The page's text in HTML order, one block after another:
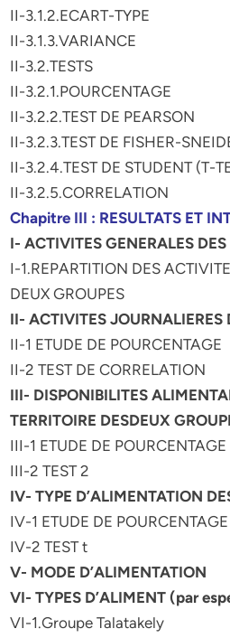
II-3.1.2.ECART-TYPE
II-3.1.3.VARIANCE
II-3.2.TESTS
II-3.2.1.POURCENTAGE
II-3.2.2.TEST DE PEARSON
II-3.2.3.TEST DE FISHER-
II-3.2.4.TEST DE STUDENT (T-
II-3.2.5.CORRELATION
Chapitre III : RESULTATS ET
I- ACTIVITES GENERALES
I-1.REPARTITION DES
DEUX GROUPES
II- ACTIVITES JOURNALIERES
II-1 ETUDE DE POURCENTAGE
II-2 TEST DE CORRELATION
III- DISPONIBILITES
TERRITOIRE DESDEUX
III-1 ETUDE DE POURCENTAGE
III-2 TEST 2
IV- TYPE D’ALIMENTATION
IV-1 ETUDE DE POURCENTAGE
IV-2 TEST t
V- MODE D’ALIMENTATION
VI- TYPES D’ALIMENT (par
VI-1.Groupe Talatakely